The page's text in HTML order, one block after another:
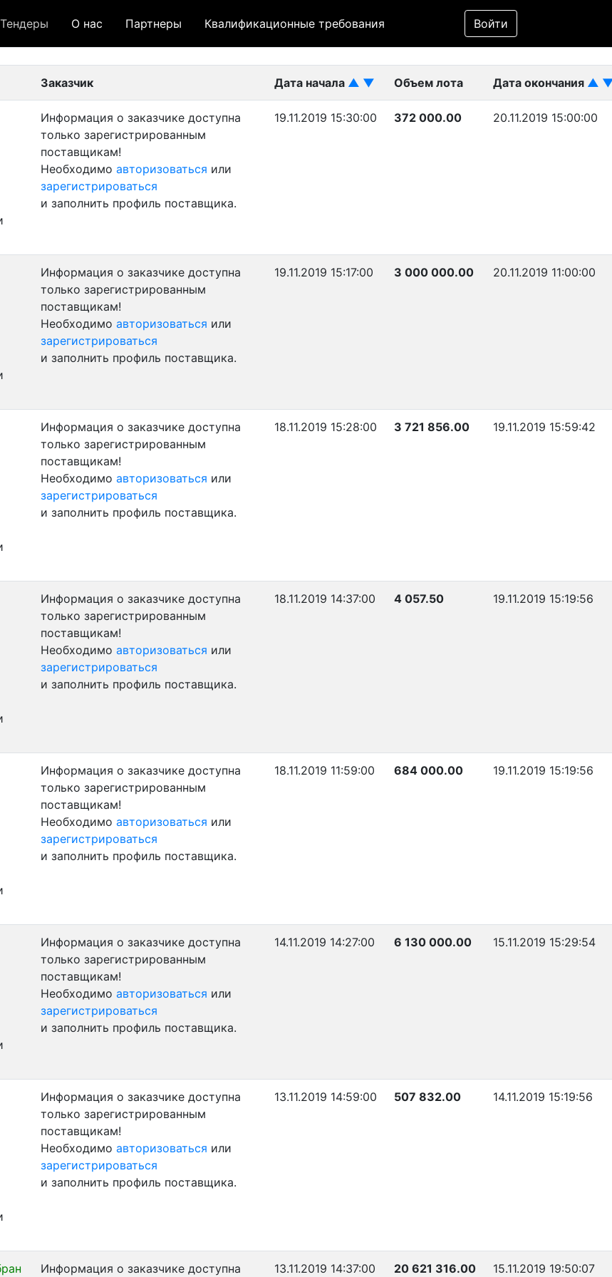
Тендеры О нас Партнеры Квалификационные требования Войти
Фильтр
Заказчик Дата начала ▲ ▼ Объем лота Дата окончания ▲
Информация о заказчике доступна
только зарегистрированным
поставщикам!
Необходимо авторизоваться или
зарегистрироваться
и заполнить профиль поставщика.
19.11.2019 15:30:00 372 000.00 20.11.2019 15:00:00
Информация о заказчике доступна
только зарегистрированным
поставщикам!
Необходимо авторизоваться или
зарегистрироваться
и заполнить профиль поставщика.
19.11.2019 15:17:00 3 000 000.00 20.11.2019 11:00:00
Информация о заказчике доступна
только зарегистрированным
поставщикам!
Необходимо авторизоваться или
зарегистрироваться
и заполнить профиль поставщика.
18.11.2019 15:28:00 3 721 856.00 19.11.2019 15:59:42
Информация о заказчике доступна
только зарегистрированным
поставщикам!
Необходимо авторизоваться или
зарегистрироваться
и заполнить профиль поставщика.
18.11.2019 14:37:00 4 057.50 19.11.2019 15:19:56
Информация о заказчике доступна
только зарегистрированным
поставщикам!
Необходимо авторизоваться или
зарегистрироваться
и заполнить профиль поставщика.
18.11.2019 11:59:00 684 000.00 19.11.2019 15:19:56
Информация о заказчике доступна
только зарегистрированным
поставщикам!
Необходимо авторизоваться или
зарегистрироваться
и заполнить профиль поставщика.
14.11.2019 14:27:00 6 130 000.00 15.11.2019 15:29:54
Информация о заказчике доступна
только зарегистрированным
поставщикам!
Необходимо авторизоваться или
зарегистрироваться
и заполнить профиль поставщика.
13.11.2019 14:59:00 507 832.00 14.11.2019 15:19:56
Информация о заказчике доступна 13.11.2019 14:37:00 20 621 316.00 15.11.2019 19:50:07